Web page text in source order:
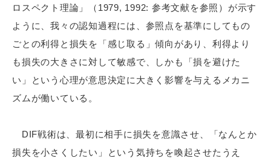
ロスペクト理論」（1979, 1992: 参考文献を参照）が示す
ように、我々の認知過程には、参照点を基準にしてもの
ごとの利得と損失を「感じ取る」傾向があり、利得より
も損失の大きさに対して敏感で、しかも「損を避けた
い」という心理が意思決定に大きく影響を与えるメカニ
ズムが働いている。
DIF戦術は、最初に相手に損失を意識させ、「なんとか
損失を小さくしたい」という気持ちを喚起させたうえ